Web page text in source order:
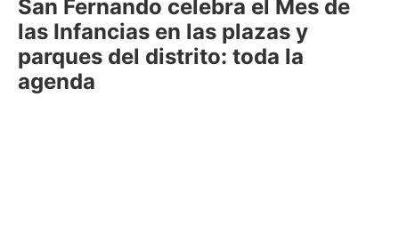
San Fernando celebra el Mes de
las Infancias en las plazas y
parques del distrito: toda la
agenda